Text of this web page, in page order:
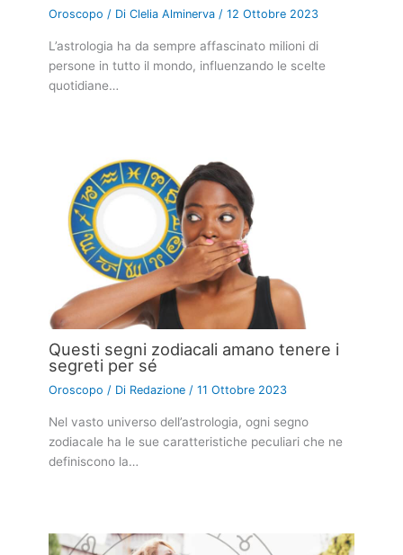
Oroscopo / DiClelia Alminerva/12 Ottobre 2023
L’astrologia ha da sempre affascinato milioni di
persone in tutto il mondo, influenzando le scelte
quotidiane…
Questi segni zodiacali amano tenere i
segreti per sé
Oroscopo / Di Redazione/11 Ottobre 2023
Nel vasto universo dell’astrologia, ogni segno
zodiacale ha le sue caratteristiche peculiari che ne
definiscono la…